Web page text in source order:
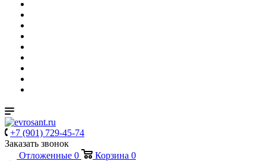
+7 (901) 729-45-74
Заказать звонок
Отложенные 0 Корзина 0